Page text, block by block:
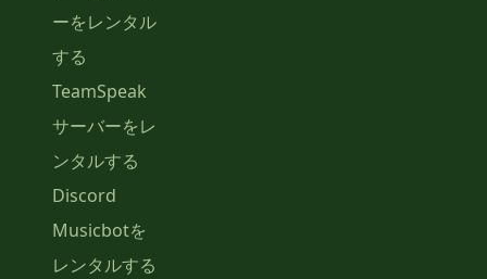
ーをレンタル
する
TeamSpeak
サーバーをレ
ンタルする
Discord
Musicbotを
レンタルする